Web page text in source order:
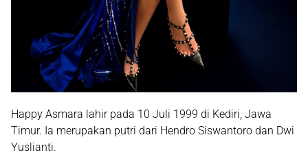
Happy Asmara lahir pada 10 Juli 1999 di Kediri, Jawa
Timur. Ia merupakan putri dari Hendro Siswantoro dan Dwi
Yuslianti.